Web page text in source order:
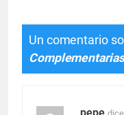
Un comentario
pepe